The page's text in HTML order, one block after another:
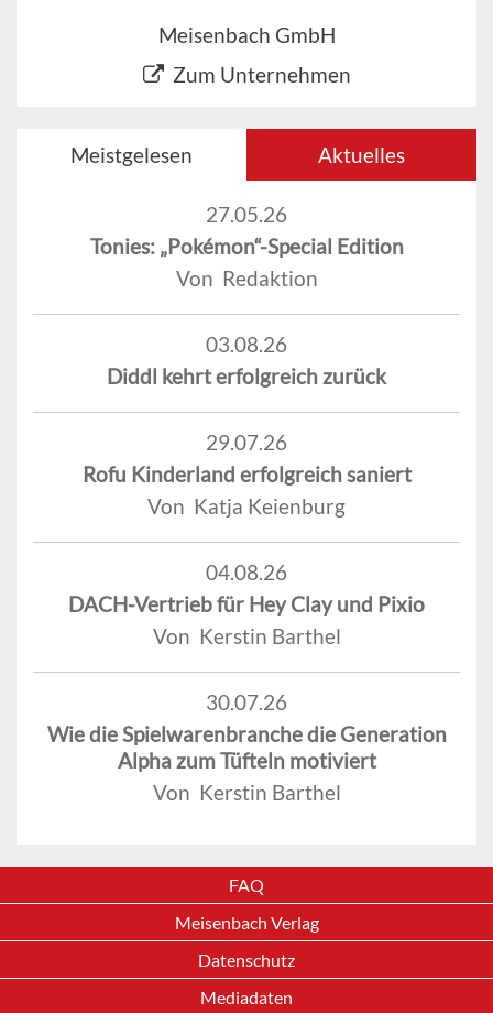
Meisenbach GmbH
Zum Unternehmen
Meistgelesen Aktuelles
27.05.26
Tonies: „Pokémon“-Special Edition
Von Redaktion
03.08.26
Diddl kehrt erfolgreich zurück
29.07.26
Rofu Kinderland erfolgreich saniert
Von Katja Keienburg
04.08.26
DACH-Vertrieb für Hey Clay und Pixio
Von Kerstin Barthel
30.07.26
Wie die Spielwarenbranche die Generation
Alpha zum Tüfteln motiviert
Von Kerstin Barthel
FAQ
Meisenbach Verlag
Datenschutz
Mediadaten